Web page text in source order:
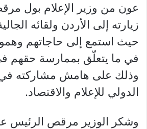
عون من وزير الإعلام بول
زيارته إلى الأردن ولقائه
حيث استمع إلى حاجاتهم
في ما يتعلّق بممارسة حقهم في
وذلك على هامش مشاركته في
الدولي للإعلام والاقتصاد.
وشكر الوزير مرقص الرئيس